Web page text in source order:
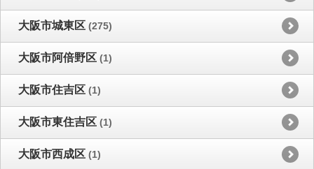
大阪市城東区 (275)
大阪市阿倍野区 (1)
大阪市住吉区 (1)
大阪市東住吉区 (1)
大阪市西成区 (1)